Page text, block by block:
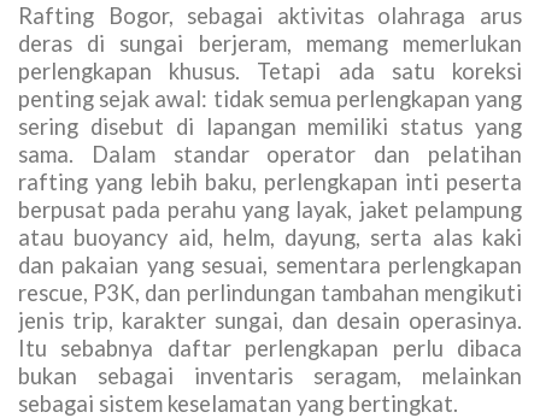
Rafting Bogor, sebagai aktivitas olahraga arus
deras di sungai berjeram, memang memerlukan
perlengkapan khusus. Tetapi ada satu koreksi
penting sejak awal: tidak semua perlengkapan yang
sering disebut di lapangan memiliki status yang
sama. Dalam standar operator dan pelatihan
rafting yang lebih baku, perlengkapan inti peserta
berpusat pada perahu yang layak, jaket pelampung
atau buoyancy aid, helm, dayung, serta alas kaki
dan pakaian yang sesuai, sementara perlengkapan
rescue, P3K, dan perlindungan tambahan mengikuti
jenis trip, karakter sungai, dan desain operasinya.
Itu sebabnya daftar perlengkapan perlu dibaca
bukan sebagai inventaris seragam, melainkan
sebagai sistem keselamatan yang bertingkat.